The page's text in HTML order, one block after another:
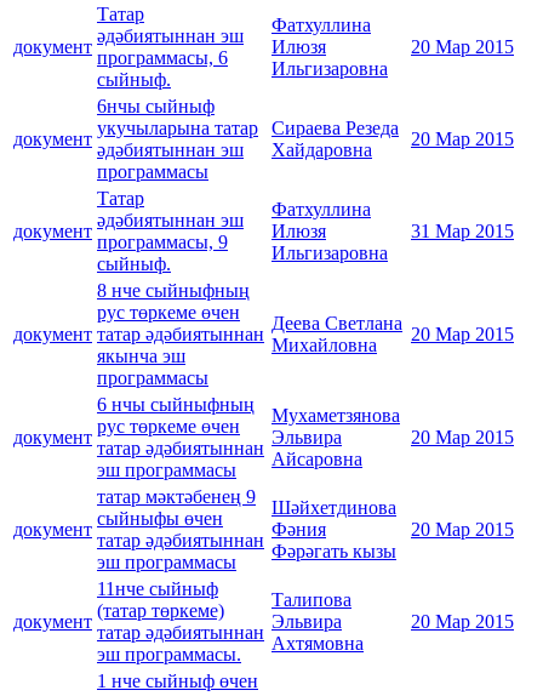
документ
Татар
әдәбиятыннан эш
программасы, 6
сыйныф.
Фатхуллина
Илюзя
Ильгизаровна
20 Мар 2015
документ
6нчы сыйныф
укучыларына татар
әдәбиятыннан эш
программасы
Сираева Резеда
Хайдаровна
20 Мар 2015
документ
Татар
әдәбиятыннан эш
программасы, 9
сыйныф.
Фатхуллина
Илюзя
Ильгизаровна
31 Мар 2015
документ
8 нче сыйныфның
рус төркеме өчен
татар әдәбиятыннан
якынча эш
программасы
Деева Светлана
Михайловна
20 Мар 2015
документ
6 нчы сыйныфның
рус төркеме өчен
татар әдәбиятыннан
эш программасы
Мухаметзянова
Эльвира
Айсаровна
20 Мар 2015
документ
татар мәктәбенең 9
сыйныфы өчен
татар әдәбиятыннан
эш программасы
Шәйхетдинова
Фәния
Фәрәгать кызы
20 Мар 2015
документ
11нче сыйныф
(татар төркеме)
татар әдәбиятыннан
эш программасы.
Талипова
Эльвира
Ахтямовна
20 Мар 2015
1 нче сыйныф өчен